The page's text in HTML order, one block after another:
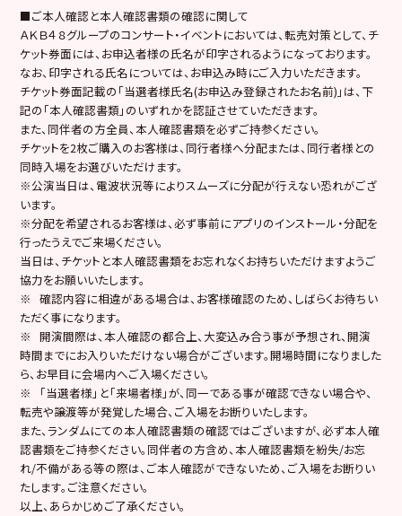
■ご本人確認と本人確認書類の確認に関して
ＡＫＢ４８グループのコンサート・イベントにおいては、転売対策として、チ
ケット券面には、お申込者様の氏名が印字されるようになっております。
なお、印字される氏名については、お申込み時にご入力いただきます。
チケット券面記載の「当選者様氏名(お申込み登録されたお名前)」は、下
記の「本人確認書類」のいずれかを認証させていただきます。
また、同伴者の方全員、本人確認書類を必ずご持参ください。
チケットを2枚ご購入のお客様は、同行者様へ分配または、同行者様との
同時入場をお選びいただけます。
※公演当日は、電波状況等によりスムーズに分配が行えない恐れがござ
います。
※分配を希望されるお客様は、必ず事前にアプリのインストール・分配を
行ったうえでご来場ください。
当日は、チケットと本人確認書類をお忘れなくお持ちいただけますようご
協力をお願いいたします。
※ 確認内容に相違がある場合は、お客様確認のため、しばらくお待ちい
ただく事になります。
※ 開演間際は、本人確認の都合上、大変込み合う事が予想され、開演
時間までにお入りいただけない場合がございます。開場時間になりました
ら、お早目に会場内へご入場ください。
※ 「当選者様」と「来場者様」が、同一である事が確認できない場合や、
転売や譲渡等が発覚した場合、ご入場をお断りいたします。
また、ランダムにての本人確認書類の確認ではございますが、必ず本人確
認書類をご持参ください。同伴者の方含め、本人確認書類を紛失/お忘
れ/不備がある等の際は、ご本人確認ができないため、ご入場をお断りい
たします。ご注意ください。
以上、あらかじめご了承ください。